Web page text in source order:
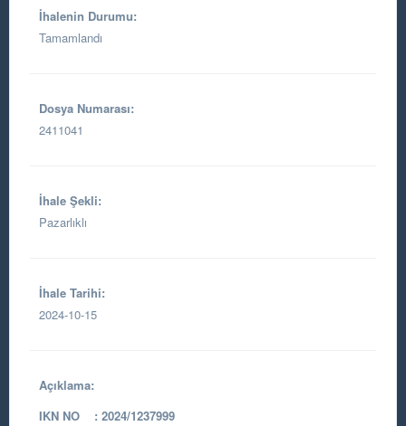
İhalenin Durumu:
Tamamlandı
Dosya Numarası:
2411041
İhale Şekli:
Pazarlıklı
İhale Tarihi:
2024-10-15
Açıklama:
IKN NO : 2024/1237999